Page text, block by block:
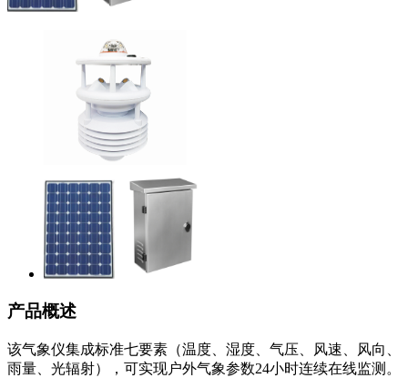
产品概述
该气象仪集成标准七要素（温度、湿度、气压、风速、风向、
雨量、光辐射），可实现户外气象参数24小时连续在线监测。